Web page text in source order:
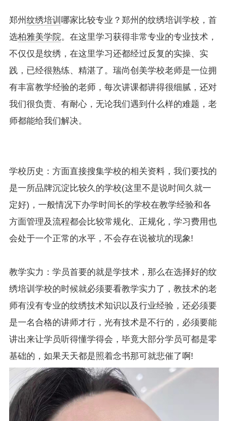
郑州 纹绣培训 哪家比较专业？郑州的纹绣培训学校，首
选柏雅美学院。在这里学习获得非常专业的专业技术，
不仅仅是纹绣，在这里学习还都经过反复的实操、实
践，已经很熟练、精湛了。瑞尚创美学校老师是一位拥
有丰富教学经验的老师，每次讲课都讲得很细腻，还对
我们很负责、有耐心，无论我们遇到什么样的难题，老
师都能给我们解决。
学校历史：方面直接搜集学校的相关资料，我们要找的
是一所品牌沉淀比较久的学校(这里不是说时间久就一
定好)，一般情况下办学时间长的学校在教学经验和各
方面管理及流程都会比较常规化、正规化，学习费用也
会处于一个正常的水平，不会存在说被坑的现象!
教学实力：学员首要的就是学技术，那么在选择好的纹
绣培训学校的时候就必须要看教学实力了，教技术的老
师有没有专业的纹绣技术知识以及行业经验，还必须要
是一名合格的讲师才行，光有技术是不行的，必须要能
讲出来让学员听得懂学得会，毕竟大部分学员可都是零
基础的，如果天天都是照着念书那可就悲催了啊!